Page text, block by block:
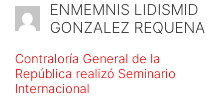
ENMEMNIS LIDISMID
GONZALEZ REQUENA
Contraloría General de la
República realizó Seminario
Internacional